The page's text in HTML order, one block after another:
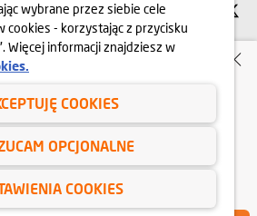
zł na wybrane
10.00-16.00,
3a (parter)
Sp. z o.o.
Kraków
wybrane przez siebie cele
cookies - korzystając z przycisku
Więcej informacji znajdziesz w
COOKIES
OPCJONALNE
COOKIES